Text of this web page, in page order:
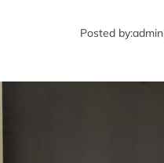
Posted by:admin